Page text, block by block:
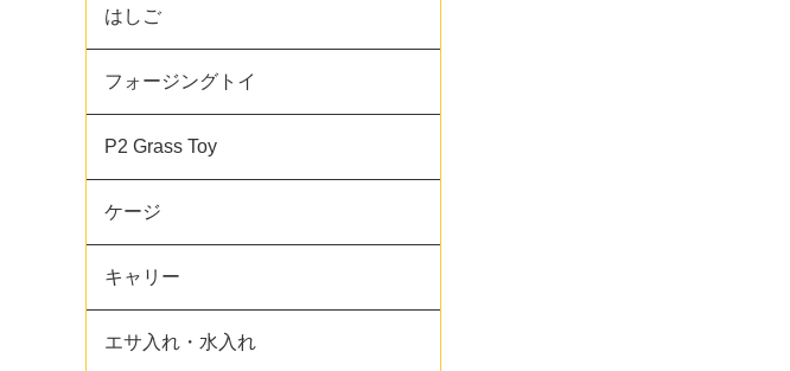
はしご
フォージングトイ
P2 Grass Toy
ケージ
キャリー
エサ入れ・水入れ